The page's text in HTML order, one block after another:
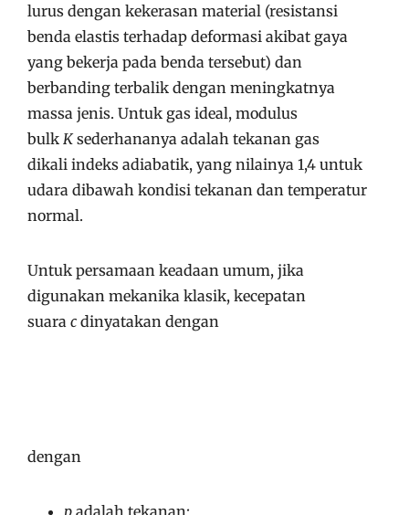
lurus dengan kekerasan material (resistansi
benda elastis terhadap deformasi akibat gaya
yang bekerja pada benda tersebut) dan
berbanding terbalik dengan meningkatnya
massa jenis. Untuk gas ideal, modulus
bulk Ksederhananya adalah tekanan gas
dikali indeks adiabatik, yang nilainya 1,4 untuk
udara dibawah kondisi tekanan dan temperatur
normal.
Untuk persamaan keadaan umum, jika
digunakan mekanika klasik, kecepatan
suara c dinyatakan dengan
dengan
p adalah tekanan;